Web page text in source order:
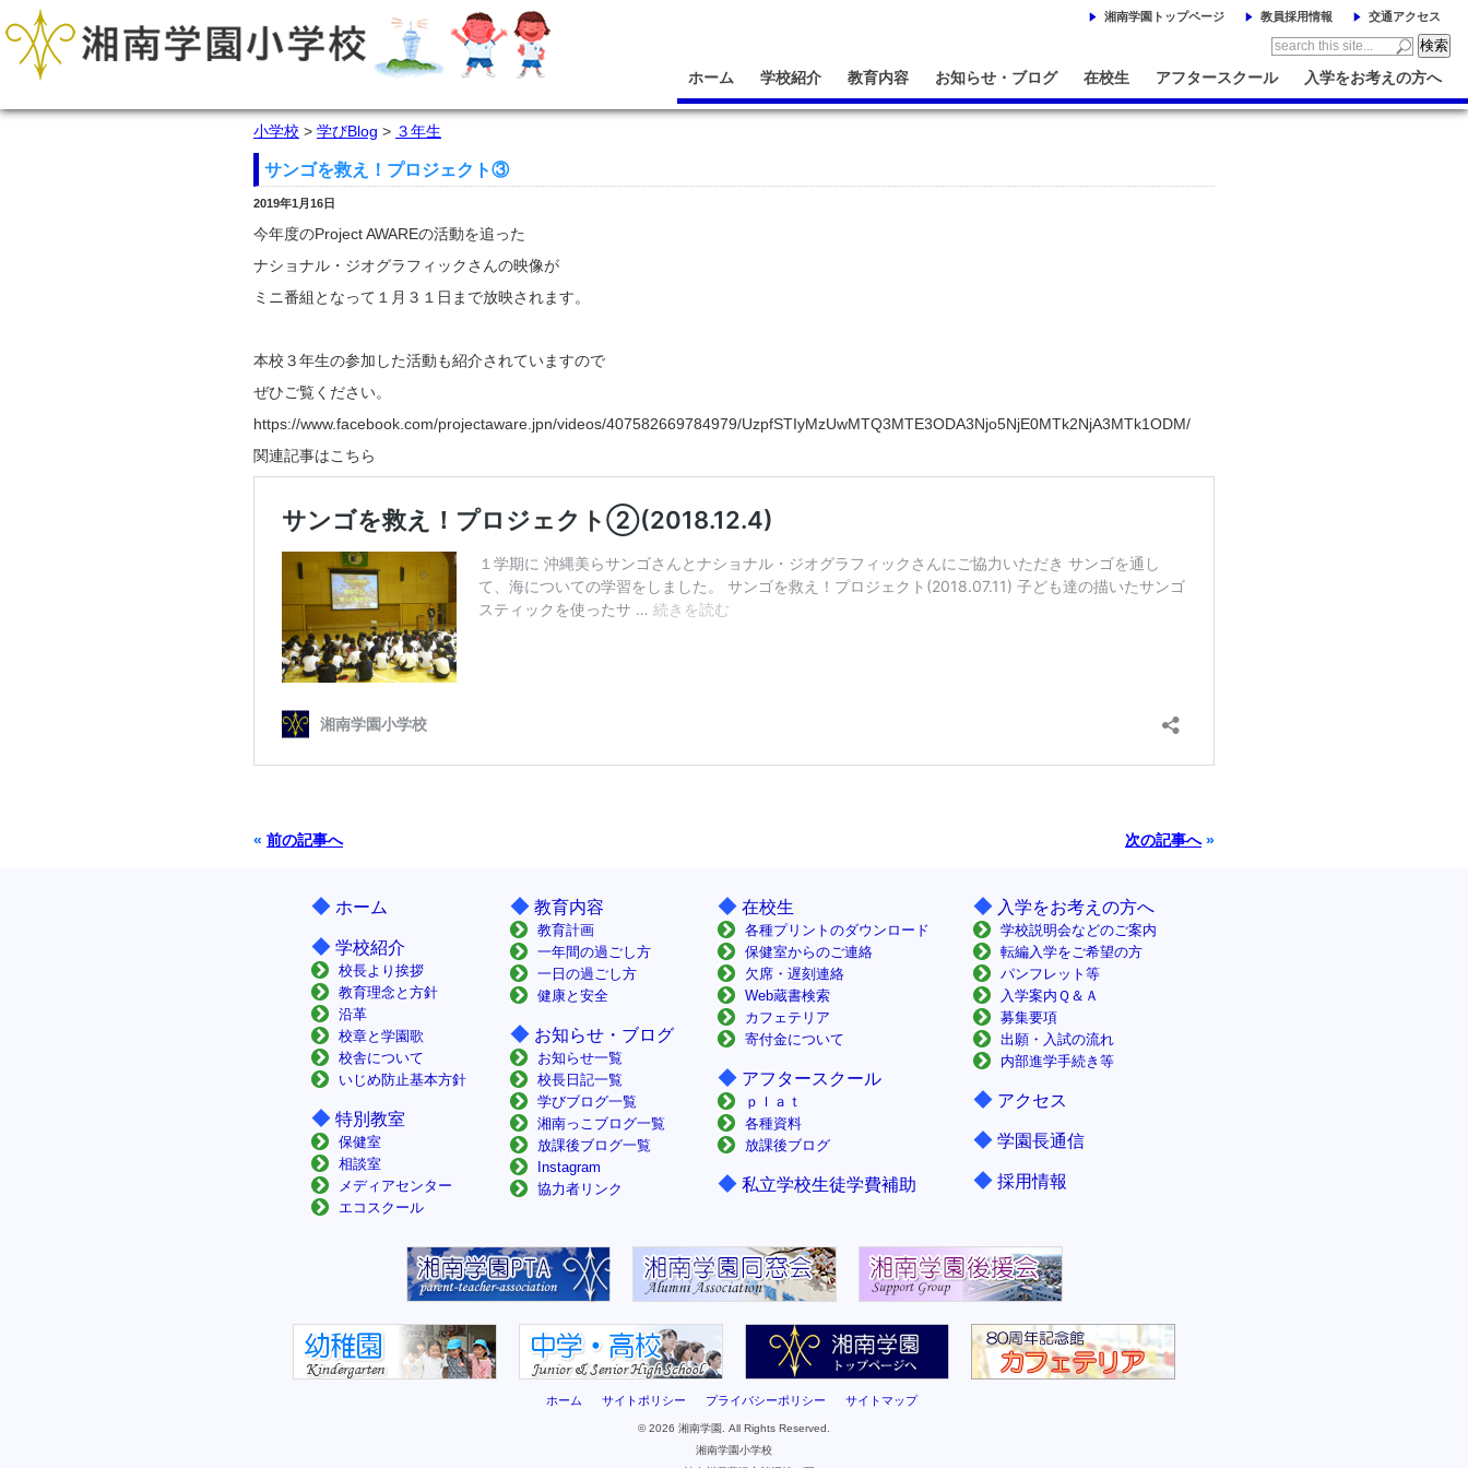
湘南学園トップページ 教員採用情報 交通アクセス
ホーム 学校紹介 教育内容 お知らせ・ブログ 在校生 アフタースクール 入学をお考えの方へ
小学校 > 学びBlog > ３年生
サンゴを救え！プロジェクト③
2019年1月16日
今年度のProject AWAREの活動を追った
ナショナル・ジオグラフィックさんの映像が
ミニ番組となって１月３１日まで放映されます。
本校３年生の参加した活動も紹介されていますので
ぜひご覧ください。
https://www.facebook.com/projectaware.jpn/videos/407582669784979/UzpfSTIyMzUwMTQ3MTE3ODA3Njo5NjE0MTk2NjA3MTk1ODM/
関連記事はこちら
« 前の記事へ 次の記事へ»
◆ ホーム
◆ 学校紹介
校長より挨拶
教育理念と方針
沿革
校章と学園歌
校舎について
いじめ防止基本方針
◆ 特別教室
保健室
相談室
メディアセンター
エコスクール
◆ 教育内容
教育計画
一年間の過ごし方
一日の過ごし方
健康と安全
◆ お知らせ・ブログ
お知らせ一覧
校長日記一覧
学びブログ一覧
湘南っこブログ一覧
放課後ブログ一覧
Instagram
協力者リンク
◆ 在校生
各種プリントのダウンロード
保健室からのご連絡
欠席・遅刻連絡
Web蔵書検索
カフェテリア
寄付金について
◆ アフタースクール
ｐｌａｔ
各種資料
放課後ブログ
◆ 私立学校生徒学費補助
◆ 入学をお考えの方へ
学校説明会などのご案内
転編入学をご希望の方
パンフレット等
入学案内Ｑ＆Ａ
募集要項
出願・入試の流れ
内部進学手続き等
◆ アクセス
◆ 学園長通信
◆ 採用情報
ホーム サイトポリシー プライバシーポリシー サイトマップ
© 2026 湘南学園. All Rights Reserved.
湘南学園小学校